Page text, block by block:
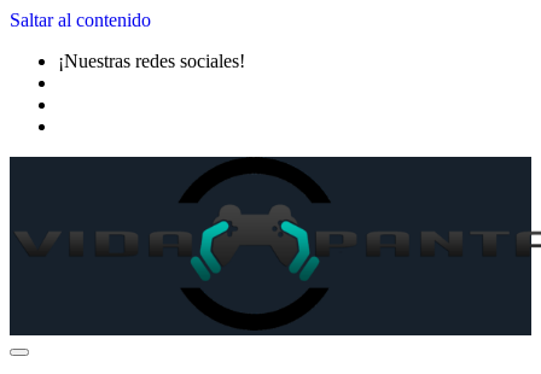
Saltar al contenido
¡Nuestras redes sociales!